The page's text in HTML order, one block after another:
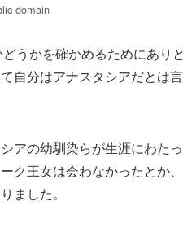
domain
うかを確かめるためにあり
分はアナスタシアだとは言
アの幼馴染らが生涯にわた
ク王女は会わなかったとか
ました。